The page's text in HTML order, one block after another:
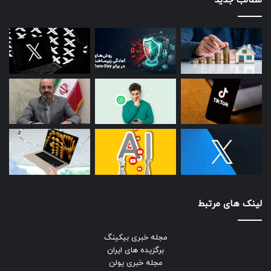
دلیل است که کمبود آن باعث احساس خستگی یا ضعف می‌شود،
اما مور تاکید می‌کند که ویتامین دی بیش از حد هم می‌تواند
همین ضعف و خستگی را به همراه داشته باشد. او توضیح می‌دهد
که این موضوع احتمالا به دلیل فقدان تعادل بیوشیمیایی ناشی از
سطح بالای کلسیم است. این وضعیت می‌تواند بر عضلات و سطح
کلی انرژی تاثیر بگذارد و فعالیت فیزیکی را دشوارتر کند.
توصیه کارشناسان این است که برای مصرف مکمل‌‌های ویتامین
دی با متخصص مشورت کنید و قبل از اینکه به صورت ناآگاهانه
مکمل‌های اضافی مصرف کنید، با آزمایش خون از سطح ویتامین
دی بدنتان مطلع شود و در صورت مواجهه با عوارض جانبی حتما
به پزشک مراجعه کنید.
حتما بخوانید :
لینک های مرتبط
مجله خبری بیکینگ
برگزیده های ایران
مجله خبری یولن